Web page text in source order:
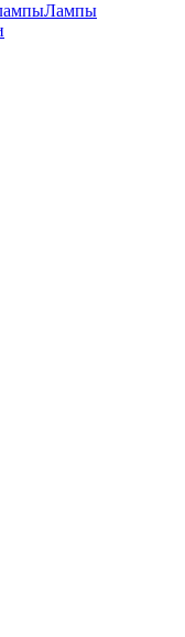
Лампы